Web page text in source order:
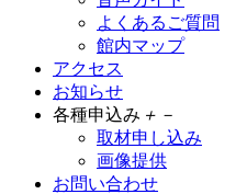
よくあるご質問
館内マップ
アクセス
お知らせ
各種申込み ＋ －
取材申し込み
画像提供
お問い合わせ